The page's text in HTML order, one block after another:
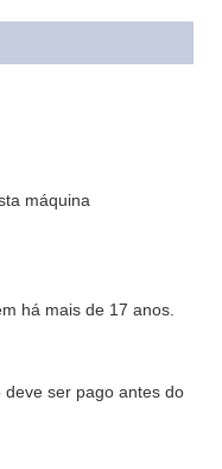
máquina
há mais de 17 anos.
ser pago antes do